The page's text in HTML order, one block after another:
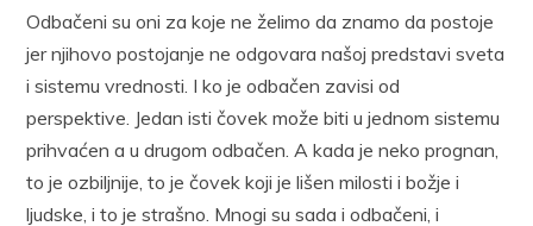
Odbačeni su oni za koje ne želimo da znamo da postoje
jer njihovo postojanje ne odgovara našoj predstavi sveta
i sistemu vrednosti. I ko je odbačen zavisi od
perspektive. Jedan isti čovek može biti u jednom sistemu
prihvaćen a u drugom odbačen. A kada je neko prognan,
to je ozbiljnije, to je čovek koji je lišen milosti i božje i
ljudske, i to je strašno. Mnogi su sada i odbačeni, i